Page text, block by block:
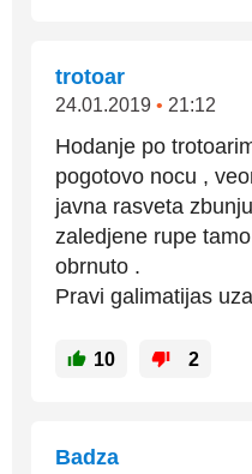
trotoar
24.01.2019 • 21:12
Hodanje po
pogotovo nocu ,
javna rasveta
zaledjene rupe
obrnuto .
Pravi galimatijas
10 2
Badza